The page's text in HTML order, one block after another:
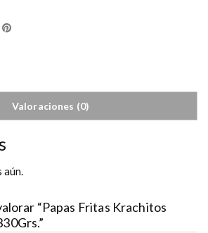
Valoraciones (0)
aún.
“Papas Fritas Krachitos